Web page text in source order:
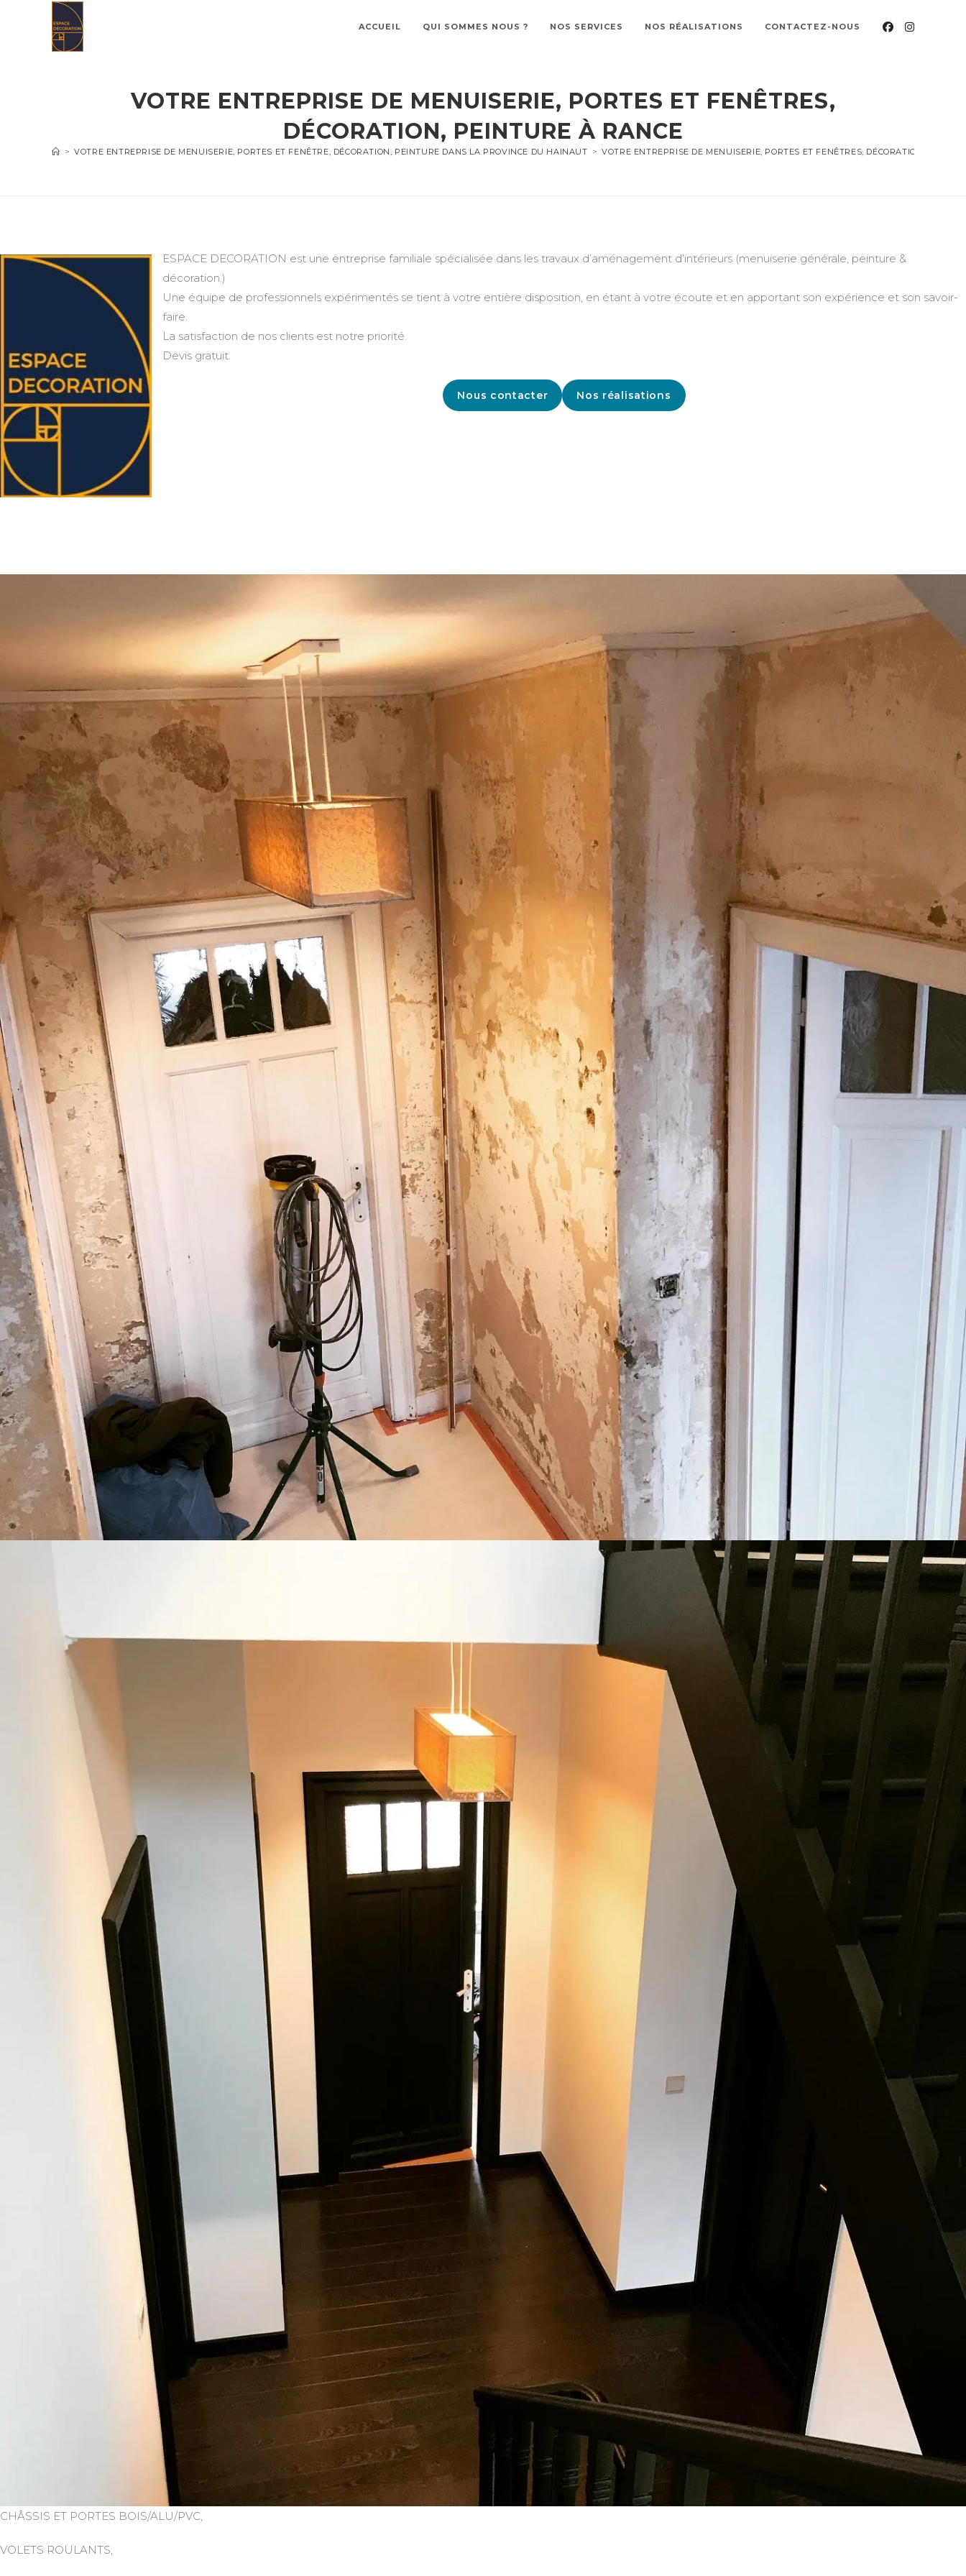
ACCUEIL QUI SOMMES NOUS ? NOS SERVICES NOS RÉALISATIONS CONTACTEZ-NOUS
VOTRE ENTREPRISE DE MENUISERIE, PORTES ET FENÊTRES,
DÉCORATION, PEINTURE À RANCE
> VOTRE ENTREPRISE DE MENUISERIE, PORTES ET FENÊTRE, DÉCORATION, PEINTURE DANS LA PROVINCE DU HAINAUT > VOTRE ENTREPRISE DE MENUISERIE, PORTES ET FENÊTRES, DÉCORATION,
ESPACE DECORATION est une entreprise familiale spécialisée dans les travaux d’aménagement d’intérieurs (menuiserie générale, peinture &
décoration.)
Une équipe de professionnels expérimentés se tient à votre entière disposition, en étant à votre écoute et en apportant son expérience et son savoir-
faire.
La satisfaction de nos clients est notre priorité.
Devis gratuit.
Nous contacter Nos réalisations
CHÂSSIS ET PORTES BOIS/ALU/PVC,
VOLETS ROULANTS,